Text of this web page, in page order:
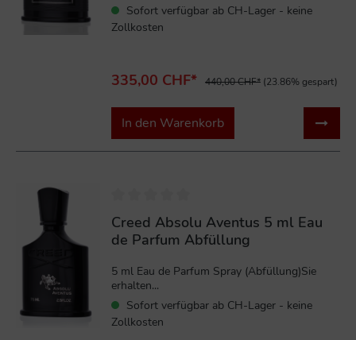
Sofort verfügbar ab CH-Lager - keine
Zollkosten
335,00 CHF* 440,00 CHF* (23.86% gespart)
In den Warenkorb
Creed Absolu Aventus 5 ml Eau
de Parfum Abfüllung
5 ml Eau de Parfum Spray (Abfüllung)Sie
erhalten...
Sofort verfügbar ab CH-Lager - keine
Zollkosten